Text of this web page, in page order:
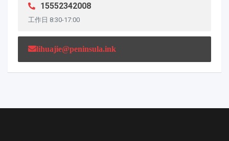
15552342008
工作日 8:30-17:00
lihuajie@peninsula.ink